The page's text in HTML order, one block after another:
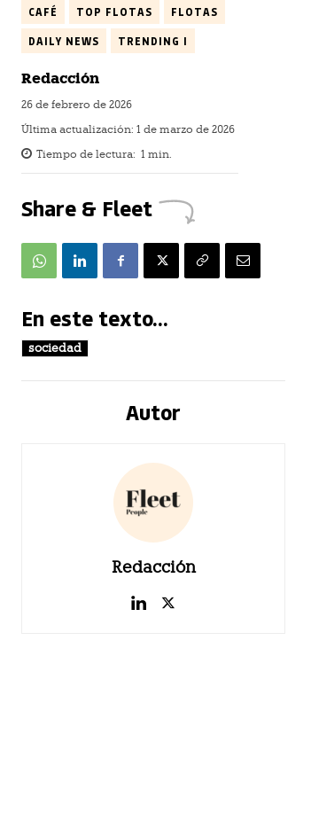
CAFÉ TOP FLOTAS FLOTAS
DAILY NEWS TRENDING I
Redacción
26 de febrero de 2026
Última actualización: 1 de marzo de 2026
Tiempo de lectura: 1 min.
Share & Fleet
En este texto...
sociedad
Autor
Redacción